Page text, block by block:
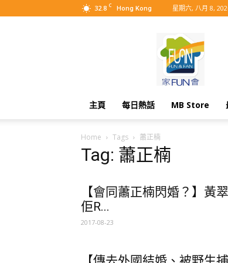
32.8 C Hong Kong 星期六, 八月 8,
主頁 每日熱話 MB Store
Home Tags 蕭正楠
Tag: 蕭正楠
【會同蕭正楠閃婚？】黃
佢R...
2017-08-23